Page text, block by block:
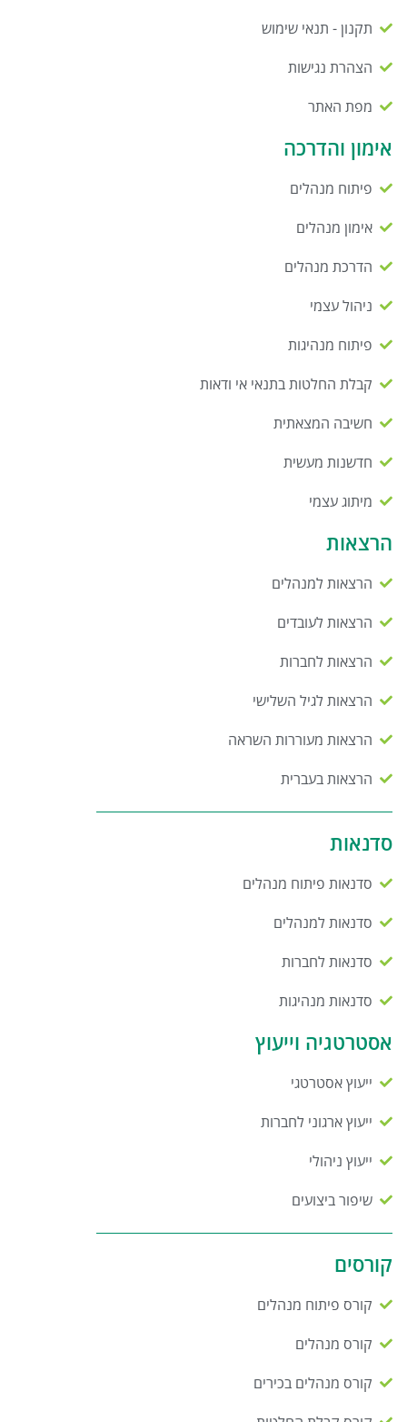
תקנון - תנאי שימוש
הצהרת נגישות
מפת האתר
אימון והדרכה
פיתוח מנהלים
אימון מנהלים
הדרכת מנהלים
ניהול עצמי
פיתוח מנהיגות
קבלת החלטות בתנאי אי ודאות
חשיבה המצאתית
חדשנות מעשית
מיתוג עצמי
הרצאות
הרצאות למנהלים
הרצאות לעובדים
הרצאות לחברות
הרצאות לגיל השלישי
הרצאות מעוררות השראה
הרצאות בעברית
סדנאות
סדנאות פיתוח מנהלים
סדנאות למנהלים
סדנאות לחברות
סדנאות מנהיגות
אסטרטגיה וייעוץ
ייעוץ אסטרטגי
ייעוץ ארגוני לחברות
ייעוץ ניהולי
שיפור ביצועים
קורסים
קורס פיתוח מנהלים
קורס מנהלים
קורס מנהלים בכירים